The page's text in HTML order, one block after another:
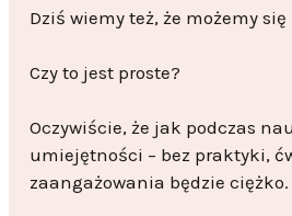
Dziś wiemy też, że możemy
Czy to jest proste?
Oczywiście, że jak podczas
umiejętności – bez praktyki,
zaangażowania będzie ciężko.